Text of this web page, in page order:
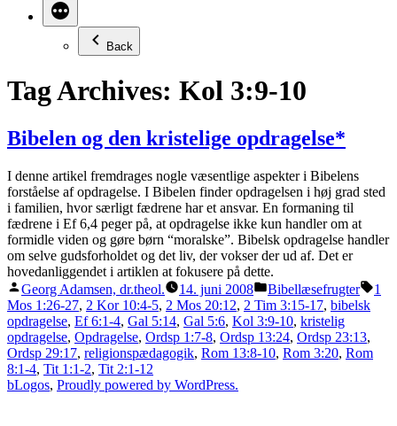
Back
Tag Archives: Kol 3:9-10
Bibelen og den kristelige opdragelse*
I denne artikel fremdrages nogle væsentlige aspekter i Bibelens
forståelse af opdragelse. I Bibelen finder opdragelsen i høj grad sted
i familien, hvor særligt fædrene har et ansvar. En formaning til
fædrene i Ef 6,4 peger på, at opdragelse ikke kun handler om at
formidle viden og gøre børn “moralske”. Bibelsk opdragelse handler
om selve gudsforholdet og det liv, der vokser der ud af. Det er
hovedanliggendet i artiklen at fokusere på dette.
Posted
by
Georg Adamsen, dr.theol. 14. juni 2008
Posted
in
Bibellæsefrugter
1
Mos 1:26-27, 2 Kor 10:4-5, 2 Mos 20:12, 2 Tim 3:15-17, bibelsk
opdragelse, Ef 6:1-4, Gal 5:14, Gal 5:6, Kol 3:9-10, kristelig
opdragelse, Opdragelse, Ordsp 1:7-8, Ordsp 13:24, Ordsp 23:13,
Ordsp 29:17, religionspædagogik, Rom 13:8-10, Rom 3:20, Rom
8:1-4, Tit 1:1-2, Tit 2:1-12
bLogos, Proudly powered by WordPress.